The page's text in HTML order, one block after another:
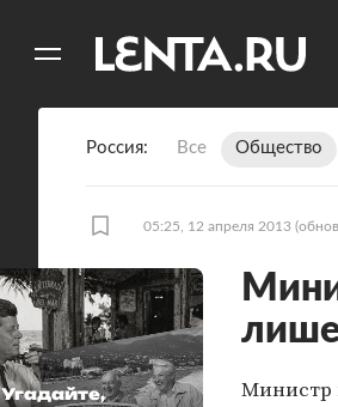
Россия Все Общество
05:25, 12 апреля 2013
Министр
Угадайте,